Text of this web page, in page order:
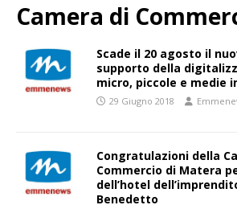
Camera di
Scade il 20 agosto il
supporto della
micro, piccole e medie
29 Giugno 2018
Congratulazioni della
Commercio di Matera
dell’hotel
Benedetto